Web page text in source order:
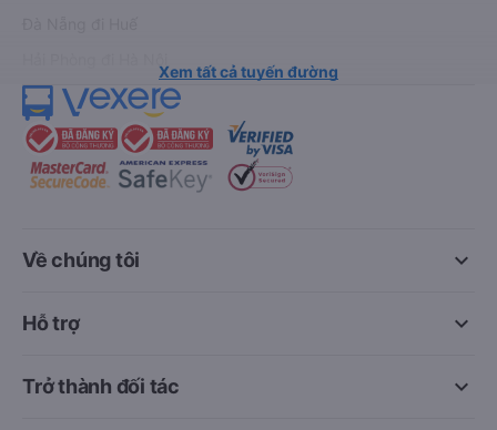
Xem tất cả tuyến đường
keyboard_arrow_down
Về chúng tôi
keyboard_arrow_down
Hỗ trợ
keyboard_arrow_down
Trở thành đối tác